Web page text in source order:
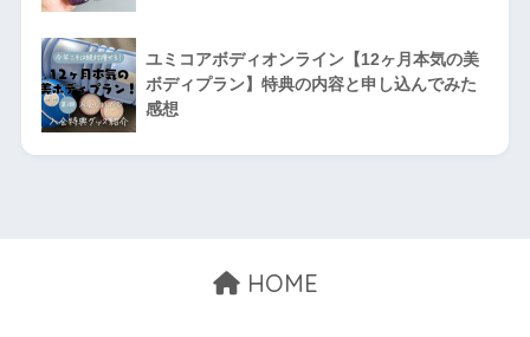
ユミコアボディオンライン【12ヶ月本気の美
ボディプラン】特典の内容と申し込んでみた
感想
HOME